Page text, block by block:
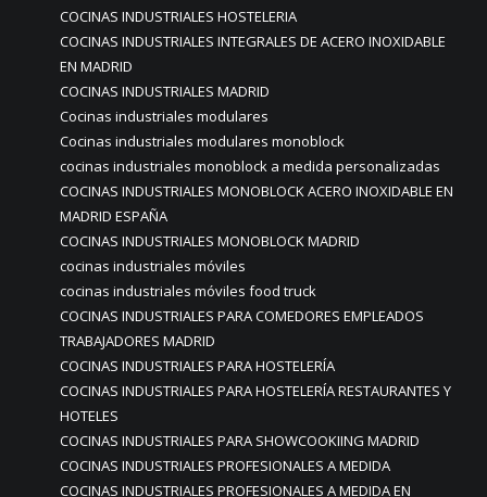
COCINAS INDUSTRIALES HOSTELERIA
COCINAS INDUSTRIALES INTEGRALES DE ACERO INOXIDABLE
EN MADRID
COCINAS INDUSTRIALES MADRID
Cocinas industriales modulares
Cocinas industriales modulares monoblock
cocinas industriales monoblock a medida personalizadas
COCINAS INDUSTRIALES MONOBLOCK ACERO INOXIDABLE EN
MADRID ESPAÑA
COCINAS INDUSTRIALES MONOBLOCK MADRID
cocinas industriales móviles
cocinas industriales móviles food truck
COCINAS INDUSTRIALES PARA COMEDORES EMPLEADOS
TRABAJADORES MADRID
COCINAS INDUSTRIALES PARA HOSTELERÍA
COCINAS INDUSTRIALES PARA HOSTELERÍA RESTAURANTES Y
HOTELES
COCINAS INDUSTRIALES PARA SHOWCOOKIING MADRID
COCINAS INDUSTRIALES PROFESIONALES A MEDIDA
COCINAS INDUSTRIALES PROFESIONALES A MEDIDA EN